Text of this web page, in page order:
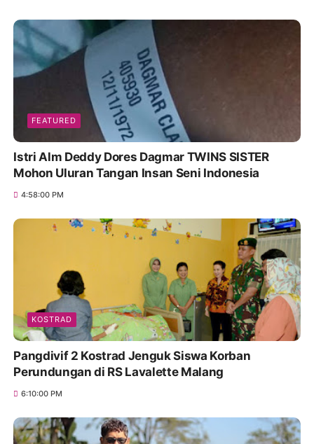
FEATURED
Istri Alm Deddy Dores Dagmar TWINS SISTER
Mohon Uluran Tangan Insan Seni Indonesia
4:58:00 PM
KOSTRAD
Pangdivif 2 Kostrad Jenguk Siswa Korban
Perundungan di RS Lavalette Malang
6:10:00 PM